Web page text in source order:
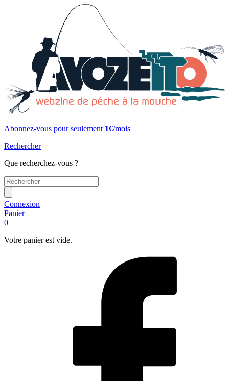
Abonnez-vous pour seulement 1€/mois
Rechercher
Que recherchez-vous ?
Connexion
Panier
0
Votre panier est vide.